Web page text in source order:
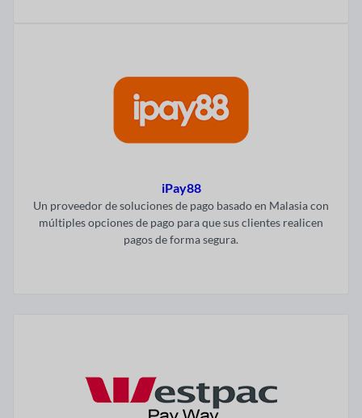
iPay88
Un proveedor de soluciones de pago basado en Malasia con
múltiples opciones de pago para que sus clientes realicen
pagos de forma segura.